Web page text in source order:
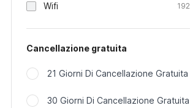
Wifi 192
Cancellazione gratuita
21 Giorni Di Cancellazione Gratuita
30 Giorni Di Cancellazione Gratuita